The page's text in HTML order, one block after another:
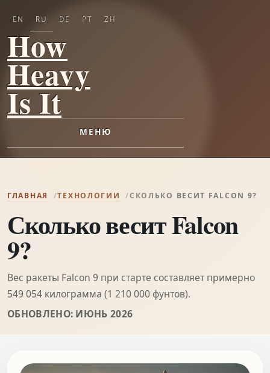
How
Heavy
Is It
МЕНЮ
EN RU DE PT ZH
ГЛАВНАЯ ТЕХНОЛОГИИ СКОЛЬКО ВЕСИТ FALCON 9?
Сколько весит Falcon
9?
Вес ракеты Falcon 9 при старте составляет примерно
549 054 килограмма (1 210 000 фунтов).
ОБНОВЛЕНО: ИЮНЬ 2026